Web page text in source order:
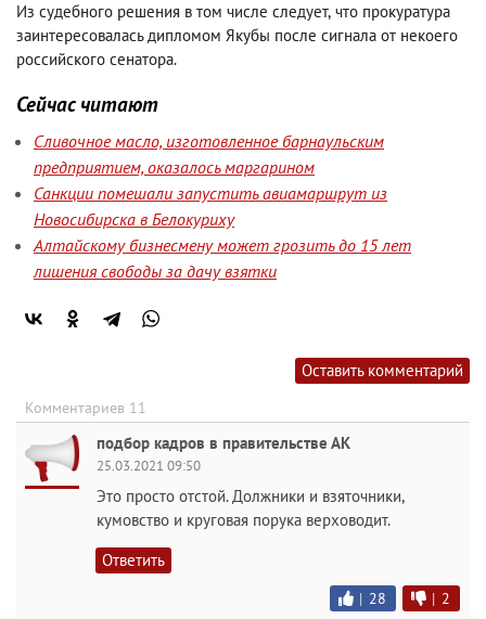
Из судебного решения в том числе следует, что прокуратура
заинтересовалась дипломом Якубы после сигнала от некоего
российского сенатора.
Сейчас читают
Сливочное масло, изготовленное барнаульским
предприятием, оказалось маргарином
Санкции помешали запустить авиамаршрут из
Новосибирска в Белокуриху
Алтайскому бизнесмену может грозить до 15 лет
лишения свободы за дачу взятки
Оставить комментарий
Комментариев 11
подбор кадров в правительстве АК
25.03.2021 09:50
Это просто отстой. Должники и взяточники,
кумовство и круговая порука верховодит.
Ответить
| 28 | 2